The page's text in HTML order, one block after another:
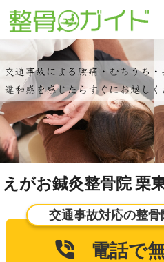
えがお鍼灸整骨院 栗
交通事故対応の整
電話で